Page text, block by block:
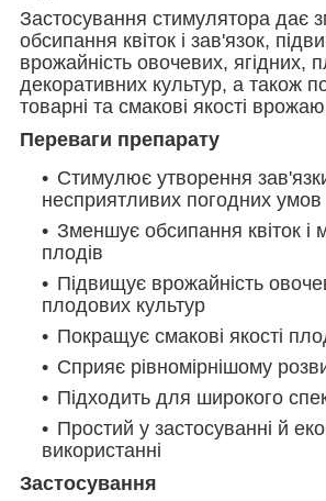
Застосування стимулятора дає
обсипання квіток і зав'язок,
врожайність овочевих, ягідних,
декоративних культур, а також
товарні та смакові якості
Переваги препарату
Стимулює утворення
несприятливих погодних умов
Зменшує обсипання квіток і
плодів
Підвищує врожайність
плодових культур
Покращує смакові якості
Сприяє рівномірнішому
Підходить для широкого
Простий у застосуванні й
використанні
Застосування